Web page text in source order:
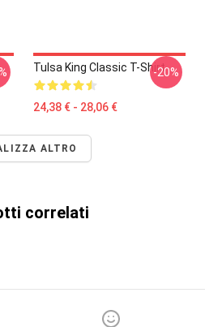
Tulsa King Classic T-Shirt
24,38 € - 28,06 €
-20%
ALTRO
correlati